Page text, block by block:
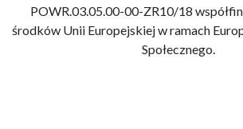
POWR.03.05.00-00-ZR10/18
środków Unii Europejskiej w ramach
Społecznego.